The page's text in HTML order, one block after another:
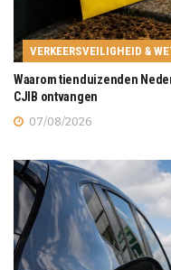
VERKEERSVEILIGHEID &
Waarom tienduizenden
CJIB ontvangen
07/08/2026